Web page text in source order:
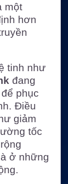
một
hơn
tinh như
đang
phục
Điều
giảm
tốc
ở những